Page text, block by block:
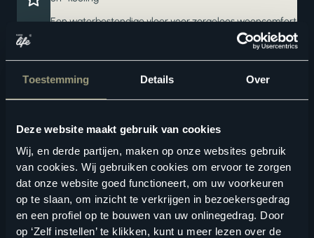
Toestemming Details Over
Deze website maakt gebruik van cookies
Wij, en derde partijen, maken op onze websites gebruik
van cookies. Wij gebruiken cookies om ervoor te zorgen
dat onze website goed functioneert, om uw voorkeuren
op te slaan, om inzicht te verkrijgen in bezoekersgedrag
en een profiel op te bouwen van uw onlinegedrag. Door
op ‘Zelf instellen’ te klikken, kunt u meer lezen over de
Een waterbestendige vloer voor zorgeloos wooncomfort
Geschikte vloertoebehoren